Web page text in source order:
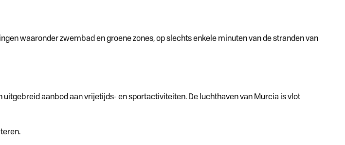
waaronder zwembad en groene zones, op slechts enkele minuten van de stranden van
aanbod aan vrijetijds- en sportactiviteiten. De luchthaven van Murcia is vlot